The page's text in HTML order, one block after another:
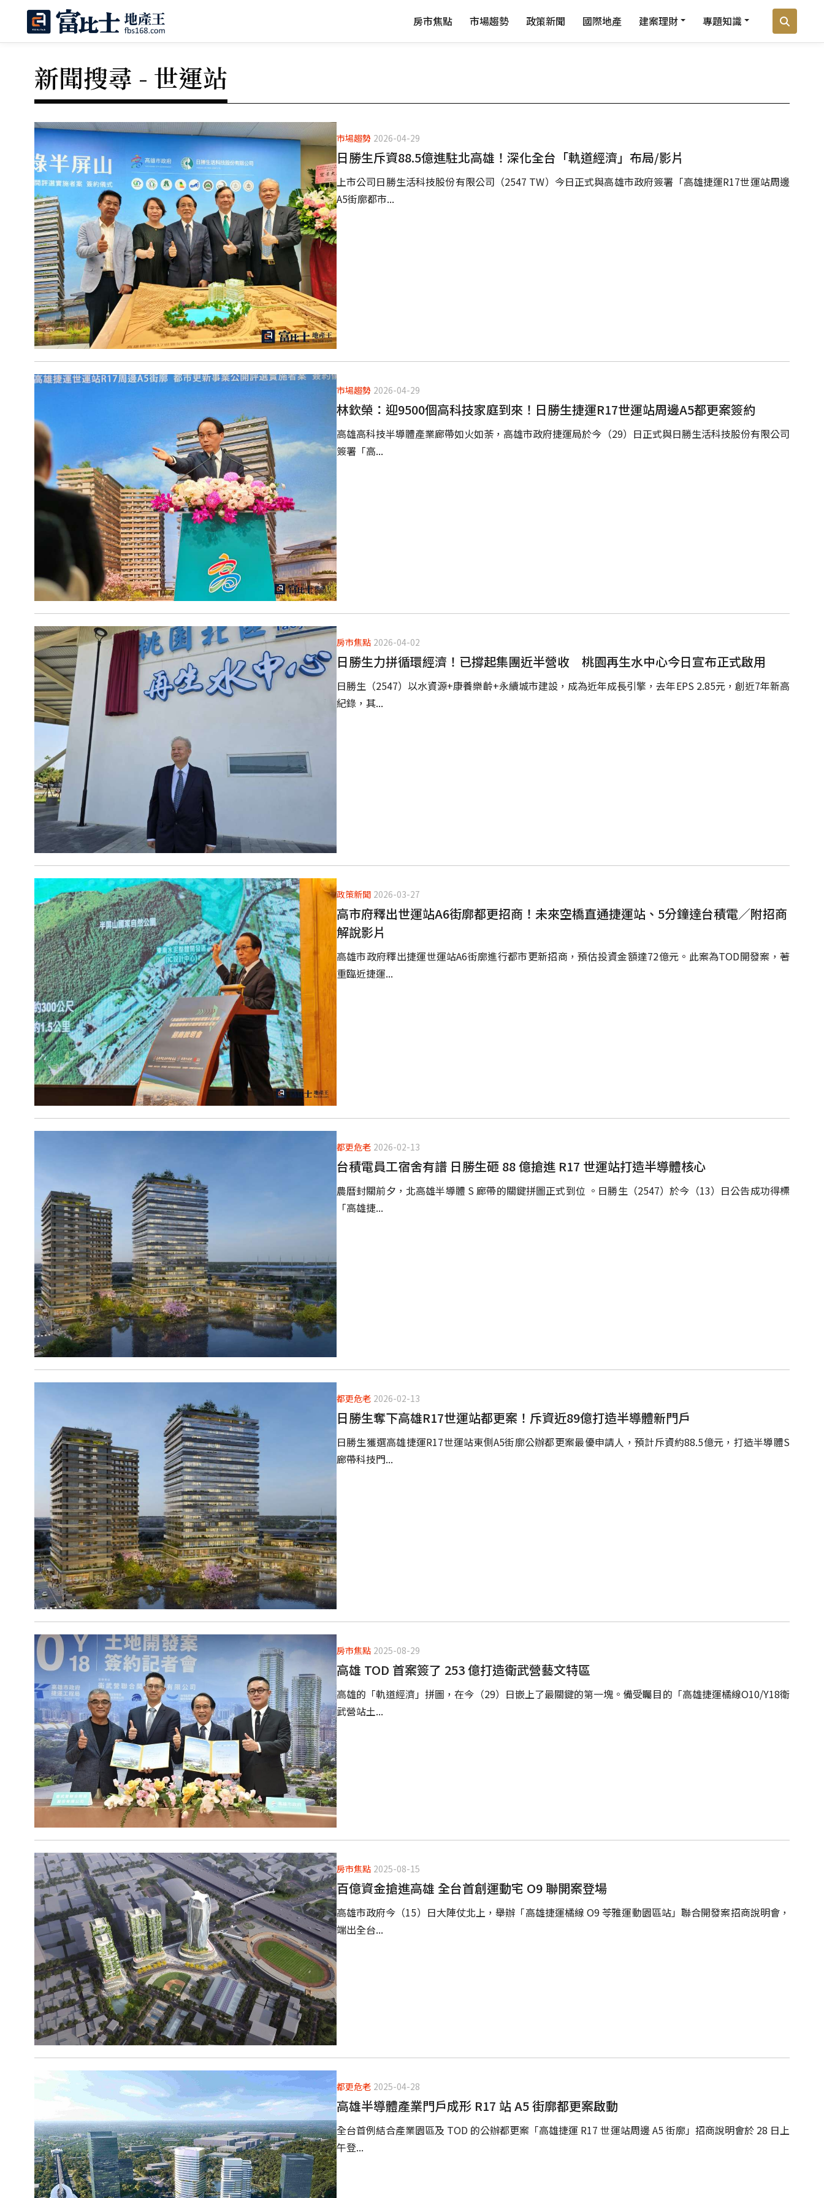
房市焦點 市場趨勢 政策新聞 國際地產 建案理財 專題知識
新聞搜尋 - 世運站
市場趨勢 2026-04-29
日勝生斥資88.5億進駐北高雄！深化全台「軌道經濟」布局/影片
上市公司日勝生活科技股份有限公司（2547 TW）今日正式與高雄市政府簽署「高雄捷運R17世運站周邊
A5街廓都市...
市場趨勢 2026-04-29
林欽榮：迎9500個高科技家庭到來！日勝生捷運R17世運站周邊A5都更案簽約
高雄高科技半導體產業廊帶如火如荼，高雄市政府捷運局於今（29）日正式與日勝生活科技股份有限公司
簽署「高...
房市焦點 2026-04-02
日勝生力拼循環經濟！已撐起集團近半營收 桃園再生水中心今日宣布正式啟用
日勝生（2547）以水資源+康養樂齡+永續城市建設，成為近年成長引擎，去年EPS 2.85元，創近7年新高
紀錄，其...
政策新聞 2026-03-27
高市府釋出世運站A6街廓都更招商！未來空橋直通捷運站、5分鐘達台積電／附招商
解說影片
高雄市政府釋出捷運世運站A6街廓進行都市更新招商，預估投資金額達72億元。此案為TOD開發案，著
重臨近捷運...
都更危老 2026-02-13
台積電員工宿舍有譜 日勝生砸 88 億搶進 R17 世運站打造半導體核心
農曆封關前夕，北高雄半導體 S 廊帶的關鍵拼圖正式到位 。日勝生（2547）於今（13）日公告成功得標
「高雄捷...
都更危老 2026-02-13
日勝生奪下高雄R17世運站都更案！斥資近89億打造半導體新門戶
日勝生獲選高雄捷運R17世運站東側A5街廓公辦都更案最優申請人，預計斥資約88.5億元，打造半導體S
廊帶科技門...
房市焦點 2025-08-29
高雄 TOD 首案簽了 253 億打造衛武營藝文特區
高雄的「軌道經濟」拼圖，在今（29）日嵌上了最關鍵的第一塊。備受矚目的「高雄捷運橘線O10/Y18衛
武營站土...
房市焦點 2025-08-15
百億資金搶進高雄 全台首創運動宅 O9 聯開案登場
高雄市政府今（15）日大陣仗北上，舉辦「高雄捷運橘線 O9 苓雅運動園區站」聯合開發案招商說明會，
端出全台...
都更危老 2025-04-28
高雄半導體產業門戶成形 R17 站 A5 街廓都更案啟動
全台首例結合產業園區及 TOD 的公辦都更案「高雄捷運 R17 世運站周邊 A5 街廓」招商說明會於 28 日上
午登...